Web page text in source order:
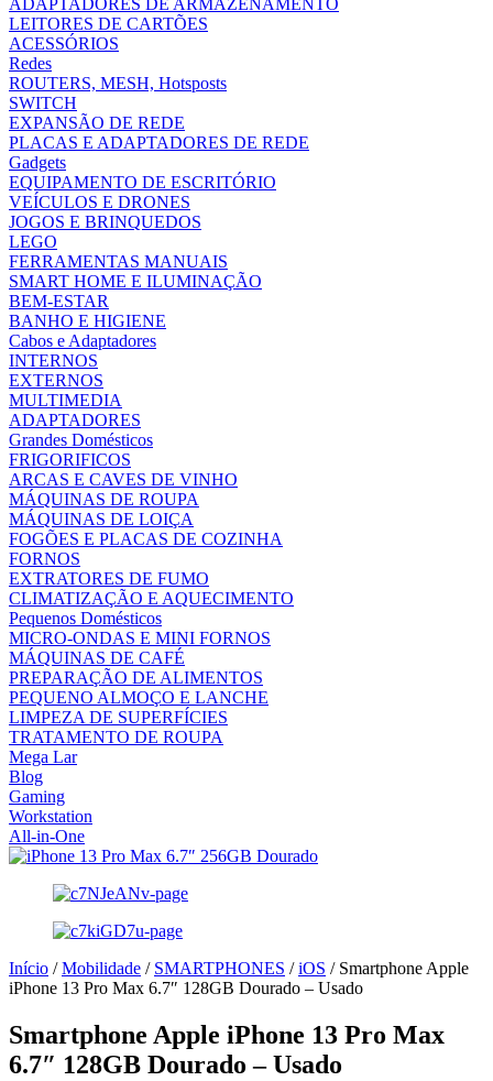
ADAPTADORES DE ARMAZENAMENTO
LEITORES DE CARTÕES
ACESSÓRIOS
Redes
ROUTERS, MESH, Hotsposts
SWITCH
EXPANSÃO DE REDE
PLACAS E ADAPTADORES DE REDE
Gadgets
EQUIPAMENTO DE ESCRITÓRIO
VEÍCULOS E DRONES
JOGOS E BRINQUEDOS
LEGO
FERRAMENTAS MANUAIS
SMART HOME E ILUMINAÇÃO
BEM-ESTAR
BANHO E HIGIENE
Cabos e Adaptadores
INTERNOS
EXTERNOS
MULTIMEDIA
ADAPTADORES
Grandes Domésticos
FRIGORIFICOS
ARCAS E CAVES DE VINHO
MÁQUINAS DE ROUPA
MÁQUINAS DE LOIÇA
FOGÕES E PLACAS DE COZINHA
FORNOS
EXTRATORES DE FUMO
CLIMATIZAÇÃO E AQUECIMENTO
Pequenos Domésticos
MICRO-ONDAS E MINI FORNOS
MÁQUINAS DE CAFÉ
PREPARAÇÃO DE ALIMENTOS
PEQUENO ALMOÇO E LANCHE
LIMPEZA DE SUPERFÍCIES
TRATAMENTO DE ROUPA
Mega Lar
Blog
Gaming
Workstation
All-in-One
Início /Mobilidade / SMARTPHONES /iOS / Smartphone Apple
iPhone 13 Pro Max 6.7″ 128GB Dourado – Usado
Smartphone Apple iPhone 13 Pro Max
6.7″ 128GB Dourado – Usado